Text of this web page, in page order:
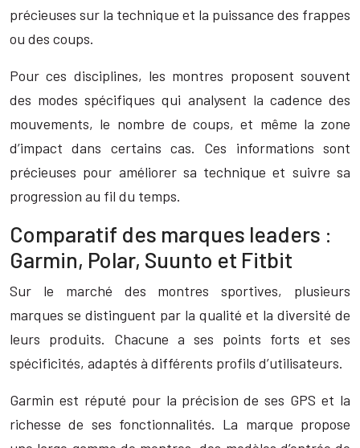
précieuses sur la technique et la puissance des frappes
ou des coups.
Pour ces disciplines, les montres proposent souvent
des modes spécifiques qui analysent la cadence des
mouvements, le nombre de coups, et même la zone
d’impact dans certains cas. Ces informations sont
précieuses pour améliorer sa technique et suivre sa
progression au fil du temps.
Comparatif des marques leaders :
Garmin, Polar, Suunto et Fitbit
Sur le marché des montres sportives, plusieurs
marques se distinguent par la qualité et la diversité de
leurs produits. Chacune a ses points forts et ses
spécificités, adaptés à différents profils d’utilisateurs.
Garmin est réputé pour la précision de ses GPS et la
richesse de ses fonctionnalités. La marque propose